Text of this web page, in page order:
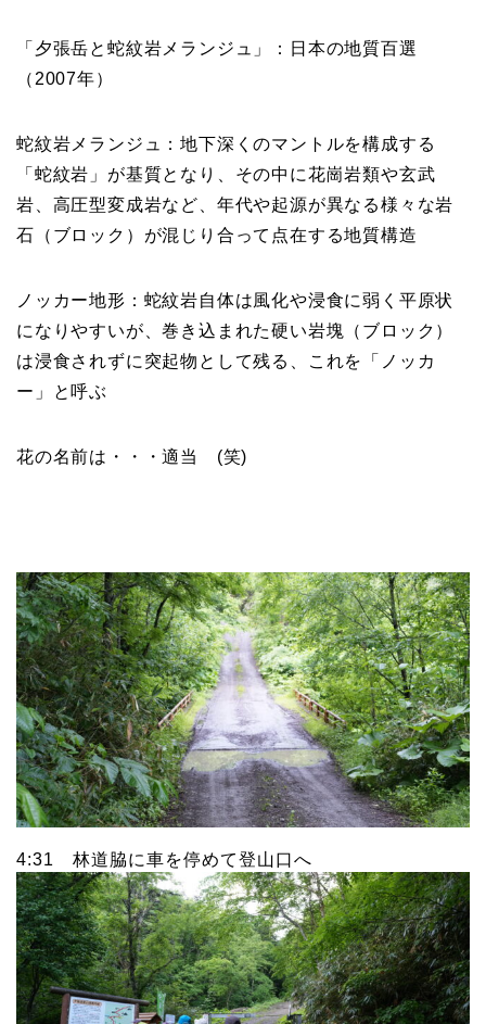
「夕張岳と蛇紋岩メランジュ」：日本の地質百選
（2007年）
蛇紋岩メランジュ：地下深くのマントルを構成する
「蛇紋岩」が基質となり、その中に花崗岩類や玄武
岩、高圧型変成岩など、年代や起源が異なる様々な岩
石（ブロック）が混じり合って点在する地質構造
ノッカー地形：蛇紋岩自体は風化や浸食に弱く平原状
になりやすいが、巻き込まれた硬い岩塊（ブロック）
は浸食されずに突起物として残る、これを「ノッカ
ー」と呼ぶ
花の名前は・・・適当 (笑)
4:31 林道脇に車を停めて登山口へ